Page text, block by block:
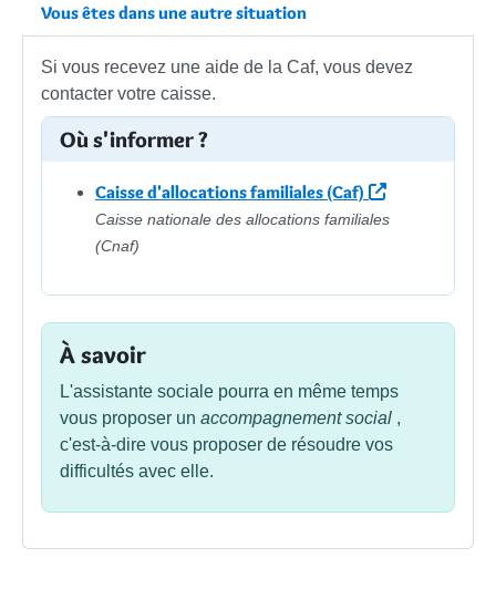
Vous êtes dans une autre situation
Si vous recevez une aide de la Caf, vous devez
contacter votre caisse.
Où s'informer ?
Caisse d'allocations familiales (Caf)
Caisse nationale des allocations familiales
(Cnaf)
À savoir
L'assistante sociale pourra en même temps
vous proposer un accompagnement social ,
c'est-à-dire vous proposer de résoudre vos
difficultés avec elle.